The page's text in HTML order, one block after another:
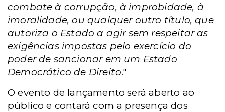
combate à corrupção, à improbidade, à
imoralidade, ou qualquer outro título, que
autoriza o Estado a agir sem respeitar as
exigências impostas pelo exercício do
poder de sancionar em um Estado
Democrático de Direito."
O evento de lançamento será aberto ao
público e contará com a presença dos